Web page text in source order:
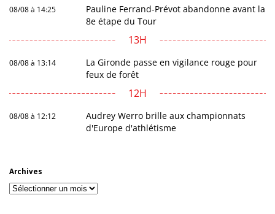
08/08 à 14:25
Pauline Ferrand-Prévot abandonne avant la
8e étape du Tour
13H
08/08 à 13:14
La Gironde passe en vigilance rouge pour
feux de forêt
12H
08/08 à 12:12
Audrey Werro brille aux championnats
d'Europe d'athlétisme
Archives
Archives